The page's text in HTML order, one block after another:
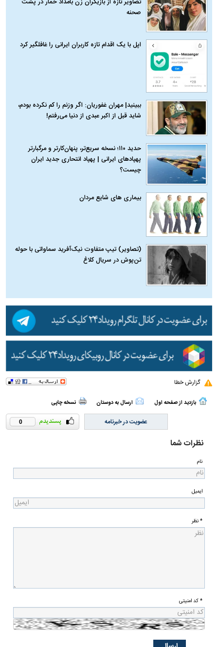
صحنه
اپل با یک اقدام تازه کاربران ایرانی را غافلگیر کرد
ببینید| مهران غفوریان: اگر وزنم را کم نکرده بودم،
شاید قبل از اکبر عبدی از دنیا می‌رفتم!
حدید ۱۱۰؛ نسخه سریع‌تر، پنهان‌کارتر و مرگبارتر
پهپادهای ایرانی | پهپاد انتحاری جدید ایران
چیست؟
بیماری‌ های شایع مردان
(تصاویر) تیپ متفاوت نیک‌آفرید سماواتی با حوله
تن‌پوش در سریال کلاغ
گزارش خطا
بازدید از صفحه اول ارسال به دوستان نسخه چاپی
0 عضویت در خبرنامه
نظرات شما
نام
ایمیل
* نظر
* کد امنیتی